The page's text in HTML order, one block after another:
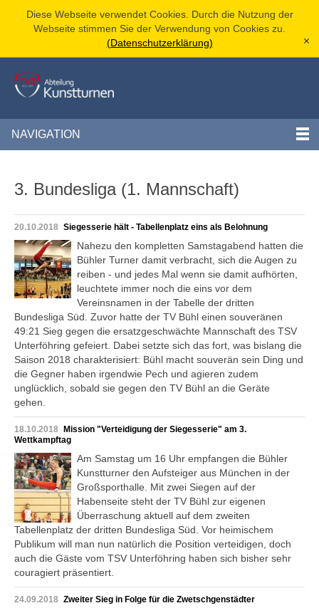
Diese Webseite verwendet Cookies. Durch die Nutzung der
Webseite stimmen Sie der Verwendung von Cookies zu.
(Datenschutzerklärung)
[x]
NAVIGATION
3. Bundesliga (1. Mannschaft)
20.10.2018 Siegesserie hält - Tabellenplatz eins als Belohnung
Nahezu den kompletten Samstagabend hatten die
Bühler Turner damit verbracht, sich die Augen zu
reiben - und jedes Mal wenn sie damit aufhörten,
leuchtete immer noch die eins vor dem
Vereinsnamen in der Tabelle der dritten
Bundesliga Süd. Zuvor hatte der TV Bühl einen souveränen
49:21 Sieg gegen die ersatzgeschwächte Mannschaft des TSV
Unterföhring gefeiert. Dabei setzte sich das fort, was bislang die
Saison 2018 charakterisiert: Bühl macht souverän sein Ding und
die Gegner haben irgendwie Pech und agieren zudem
unglücklich, sobald sie gegen den TV Bühl an die Geräte
gehen.
18.10.2018
Mission "Verteidigung der Siegesserie" am 3.
Wettkampftag
Am Samstag um 16 Uhr empfangen die Bühler
Kunstturner den Aufsteiger aus München in der
Großsporthalle. Mit zwei Siegen auf der
Habenseite steht der TV Bühl zur eigenen
Überraschung aktuell auf dem zweiten
Tabellenplatz der dritten Bundesliga Süd. Vor heimischem
Publikum will man nun natürlich die Position verteidigen, doch
auch die Gäste vom TSV Unterföhring haben sich bisher sehr
couragiert präsentiert.
24.09.2018 Zweiter Sieg in Folge für die Zwetschgenstädter